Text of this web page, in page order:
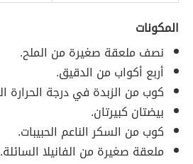
المكونات
نصف ملعقة صغيرة من الملح.
أربع أكواب من الدقيق.
كوب من الزبدة في درجة الحرارة
بيضتان كبيرتان.
كوب من السكر الناعم الحبيبات.
ملعقة صغيرة من الفانيلا السائلة.